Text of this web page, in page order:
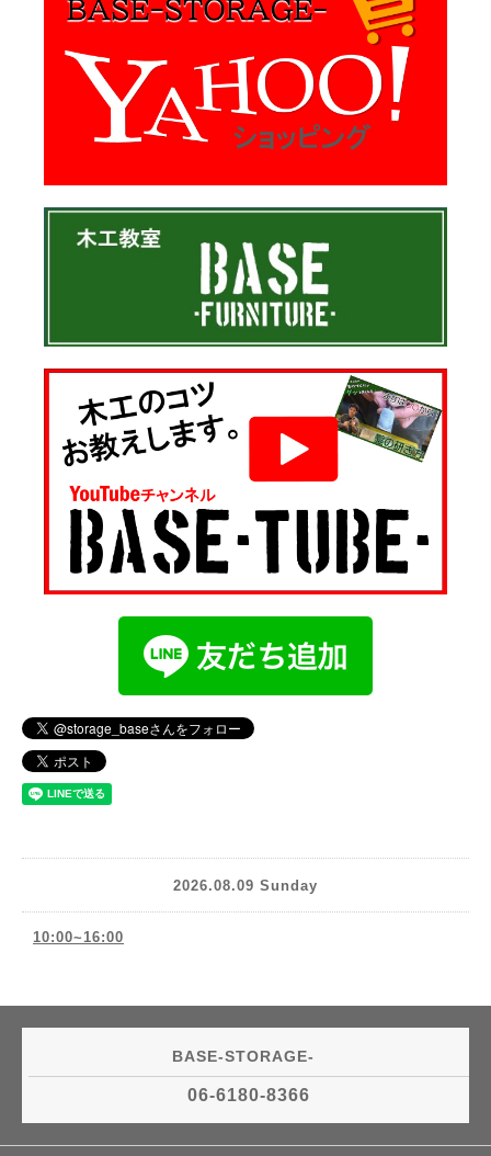
2026.08.09 Sunday
10:00~16:00
BASE-STORAGE-
06-6180-8366